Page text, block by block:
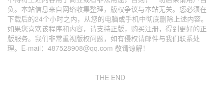
负。本站信息来自网络收集整理，版权争议与本站无关。您必须在
下载后的24个小时之内，从您的电脑或手机中彻底删除上述内容。
如果您喜欢该程序和内容，请支持正版，购买注册，得到更好的正
版服务。我们非常重视版权问题，如有侵权请邮件与我们联系处
理。E-mail：487528908@qq.com 敬请谅解！
THE END